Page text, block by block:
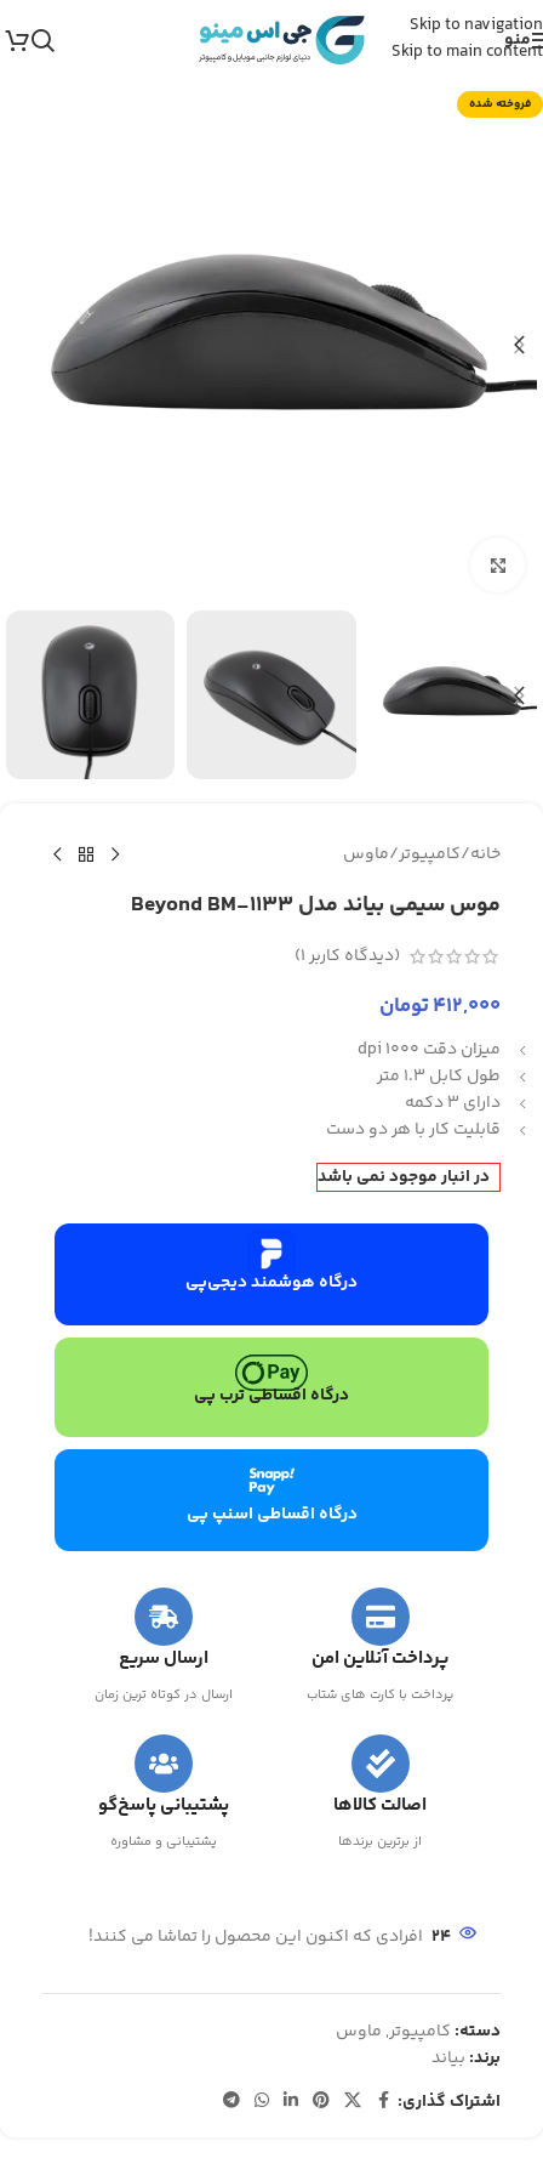
Skip to navigation
Skip to main content
منو
فروخته شده
خانه/کامپیوتر/ماوس
موس سیمی بیاند مدل Beyond BM-1133
(دیدگاه کاربر1
)
412,000تومان
میزان دقت 1000 dpi
طول کابل 1.3 متر
دارای 3 دکمه
قابلیت کار با هر دو دست
در انبار موجود نمی باشد
درگاه هوشمند دیجی‌پی
درگاه اقساطی ترب پی
درگاه اقساطی اسنپ پی
پرداخت آنلاین امن
پرداخت با کارت های شتاب
ارسال سریع
ارسال در کوتاه ترین زمان
اصالت کالاها
از برترین برندها
پشتیبانی پاسخ‌گو
پشتیبانی و مشاوره
24 افرادی که اکنون این محصول را تماشا می کنند!
دسته: کامپیوتر, ماوس
برند: بیاند
اشتراک گذاری: